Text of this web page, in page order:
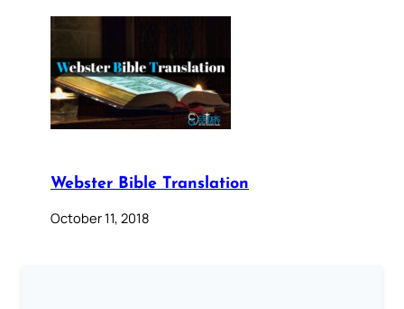
Webster Bible Translation
October 11, 2018